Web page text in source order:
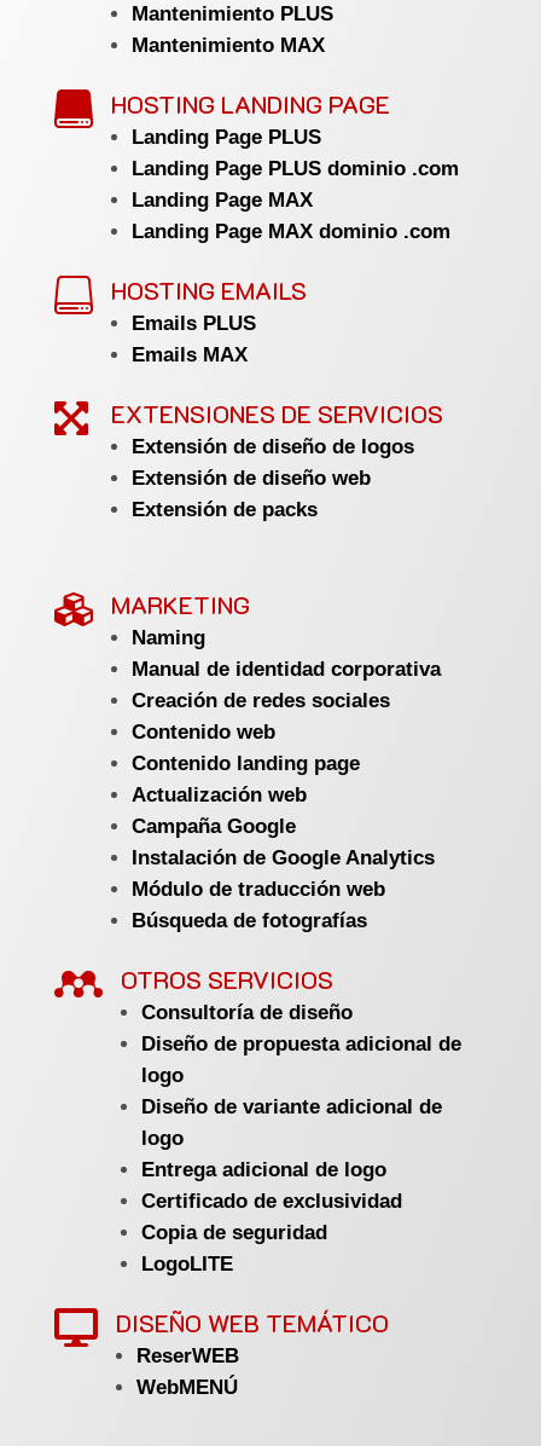
Mantenimiento PLUS
Mantenimiento MAX
 HOSTING LANDING PAGE
Landing Page PLUS
Landing Page PLUS dominio .com
Landing Page MAX
Landing Page MAX dominio .com
 HOSTING EMAILS
Emails PLUS
Emails MAX
 EXTENSIONES DE SERVICIOS
Extensión de diseño de logos
Extensión de diseño web
Extensión de packs
 MARKETING
Naming
Manual de identidad corporativa
Creación de redes sociales
Contenido web
Contenido landing page
Actualización web
Campaña Google
Instalación de Google Analytics
Módulo de traducción web
Búsqueda de fotografías
 OTROS SERVICIOS
Consultoría de diseño
Diseño de propuesta adicional de
logo
Diseño de variante adicional de
logo
Entrega adicional de logo
Certificado de exclusividad
Copia de seguridad
LogoLITE
 DISEÑO WEB TEMÁTICO
ReserWEB
WebMENÚ